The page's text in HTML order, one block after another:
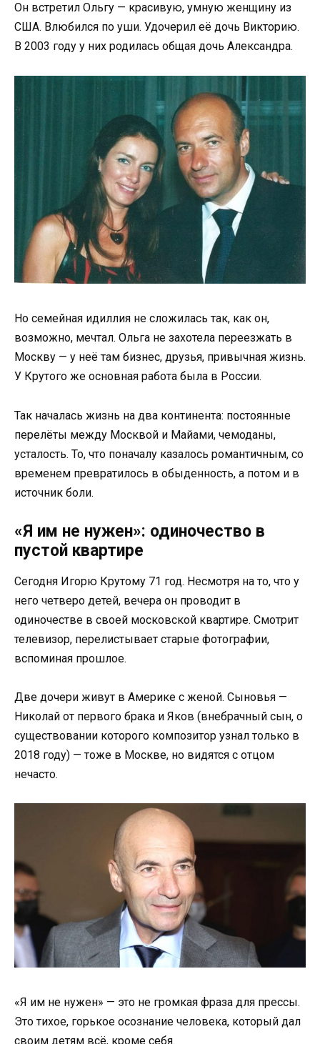
Он встретил Ольгу — красивую, умную женщину из
США. Влюбился по уши. Удочерил её дочь Викторию.
В 2003 году у них родилась общая дочь Александра.
Но семейная идиллия не сложилась так, как он,
возможно, мечтал. Ольга не захотела переезжать в
Москву — у неё там бизнес, друзья, привычная жизнь.
У Крутого же основная работа была в России.
Так началась жизнь на два континента: постоянные
перелёты между Москвой и Майами, чемоданы,
усталость. То, что поначалу казалось романтичным, со
временем превратилось в обыденность, а потом и в
источник боли.
«Я им не нужен»: одиночество в
пустой квартире
Сегодня Игорю Крутому 71 год. Несмотря на то, что у
него четверо детей, вечера он проводит в
одиночестве в своей московской квартире. Смотрит
телевизор, перелистывает старые фотографии,
вспоминая прошлое.
Две дочери живут в Америке с женой. Сыновья —
Николай от первого брака и Яков (внебрачный сын, о
существовании которого композитор узнал только в
2018 году) — тоже в Москве, но видятся с отцом
нечасто.
«Я им не нужен» — это не громкая фраза для прессы.
Это тихое, горькое осознание человека, который дал
своим детям всё, кроме себя.